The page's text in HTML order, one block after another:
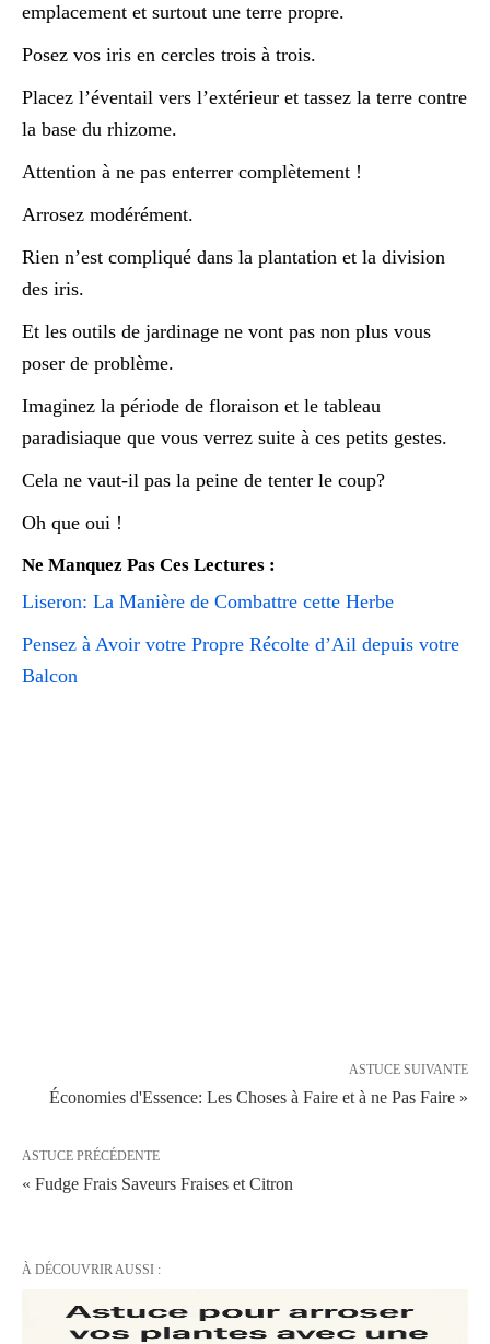
emplacement et surtout une terre propre.
Posez vos iris en cercles trois à trois.
Placez l’éventail vers l’extérieur et tassez la terre contre
la base du rhizome.
Attention à ne pas enterrer complètement !
Arrosez modérément.
Rien n’est compliqué dans la plantation et la division
des iris.
Et les outils de jardinage ne vont pas non plus vous
poser de problème.
Imaginez la période de floraison et le tableau
paradisiaque que vous verrez suite à ces petits gestes.
Cela ne vaut-il pas la peine de tenter le coup?
Oh que oui !
Ne Manquez Pas Ces Lectures :
Liseron: La Manière de Combattre cette Herbe
Pensez à Avoir votre Propre Récolte d’Ail depuis votre
Balcon
ASTUCE SUIVANTE
Économies d'Essence: Les Choses à Faire et à ne Pas Faire »
ASTUCE PRÉCÉDENTE
« Fudge Frais Saveurs Fraises et Citron
À DÉCOUVRIR AUSSI :